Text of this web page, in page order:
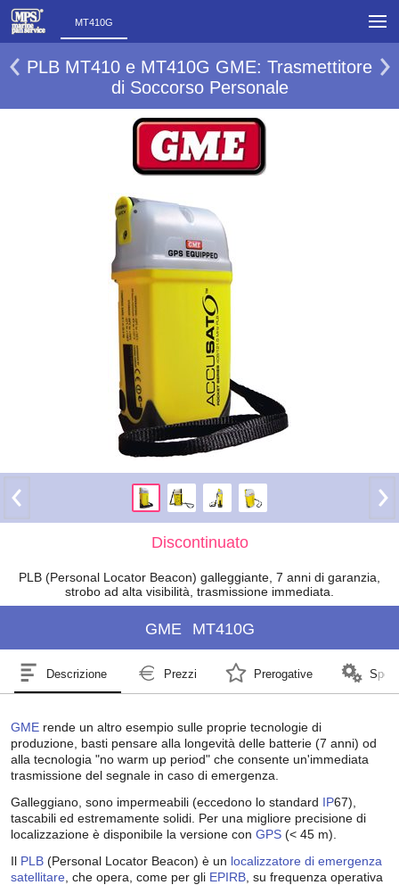
MT410G
PLB MT410 e MT410G GME: Trasmettitore
di Soccorso Personale
Discontinuato
PLB (Personal Locator Beacon) galleggiante, 7 anni di garanzia,
strobo ad alta visibilità, trasmissione immediata.
GME MT410G
Descrizione Prezzi Prerogative
GME rende un altro esempio sulle proprie tecnologie di
produzione, basti pensare alla longevità delle batterie (7 anni) od
alla tecnologia "no warm up period" che consente un'immediata
trasmissione del segnale in caso di emergenza.
Galleggiano, sono impermeabili (eccedono lo standard IP67),
tascabili ed estremamente solidi. Per una migliore precisione di
localizzazione è disponibile la versione con GPS (< 45 m).
Il PLB (Personal Locator Beacon) è un localizzatore di emergenza
satellitare , che opera, come per gli EPIRB , su frequenza operativa